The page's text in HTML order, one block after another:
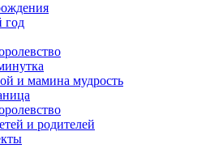
год
и мамина мудрость
и родителей